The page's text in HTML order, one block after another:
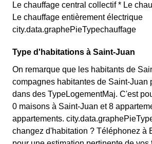
Le chauffage central collectif * Le
Le chauffage entièrement électrique
city.data.graphePieTypechauffage
Type d'habitations à Saint-Juan
On remarque que les habitants de
compagnes habitantes de Saint-Juan
dans des TypeLogementMaj. C'est
0 maisons à Saint-Juan et 8
appartements.
changez d'habitation ? Téléphonez à